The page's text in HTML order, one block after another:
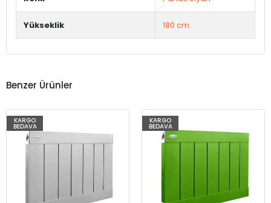
Yükseklik 180 cm.
Benzer Ürünler
KARGO
BEDAVA
KARGO
BEDAVA